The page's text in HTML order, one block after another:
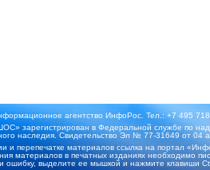
агентство ИнфоРос. Тел.: +7 495
зарегистрирован в Федеральной службе по
наследия. Свидетельство Эл № 77-31649 от 04
и перепечатке материалов ссылка на портал
материалов в печатных изданиях необходимо
ошибку, выделите ее мышкой и нажмите клавиши